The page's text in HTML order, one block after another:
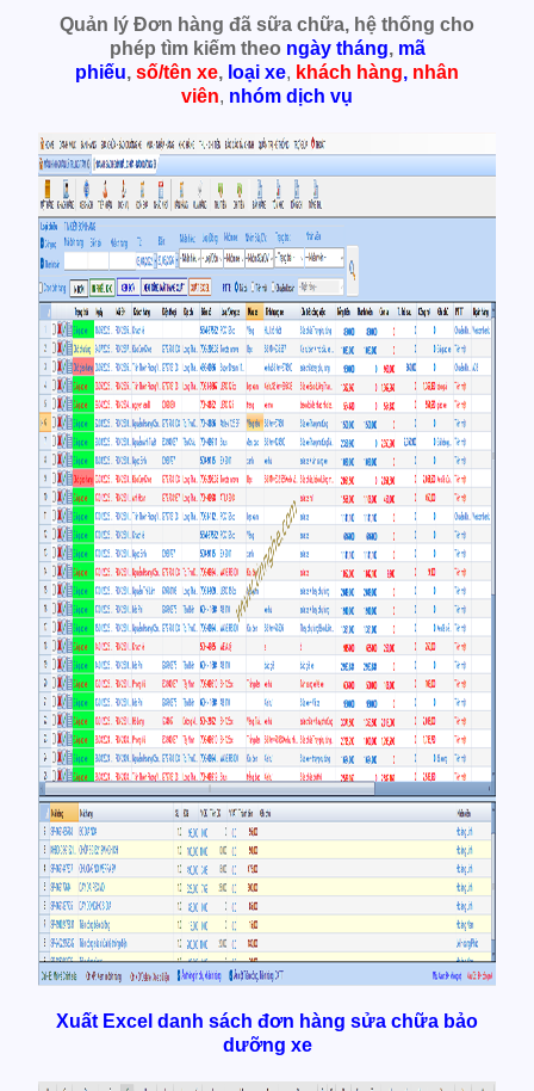
Quản lý Đơn hàng đã sữa chữa, hệ thống cho
phép tìm kiếm theo ngày tháng, mã
phiếu, số/tên xe, loại xe, khách hàng, nhân
viên, nhóm dịch vụ
Xuất Excel danh sách đơn hàng sửa chữa bảo
dưỡng xe